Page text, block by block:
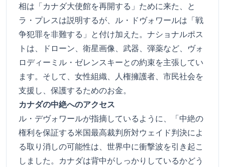
相は「カナダ大使館を再開する」ために来た、と
ラ・プレスは説明するが、ル・ドヴォワールは「戦
争犯罪を非難する」と付け加えた。ナショナルポス
トは、ドローン、衛星画像、武器、弾薬など、ヴォ
ロディーミル・ゼレンスキーとの約束を主張してい
ます。そして、女性組織、人権擁護者、市民社会を
支援し、保護するためのお金。
カナダの中絶へのアクセス
ル・デヴォワールが指摘しているように、「中絶の
権利を保証する米国最高裁判所対ウェイド判決によ
る取り消しの可能性は、世界中に衝撃波を引き起こ
しました。カナダは背中がしっかりしているかどう